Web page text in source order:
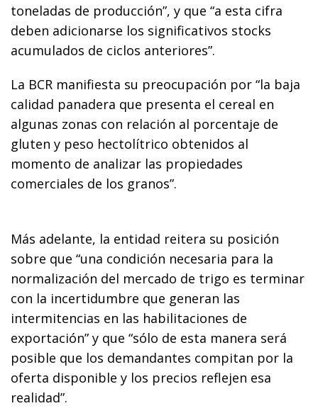
toneladas de producción”, y que “a esta cifra
deben adicionarse los significativos stocks
acumulados de ciclos anteriores”.
La BCR manifiesta su preocupación por “la baja
calidad panadera que presenta el cereal en
algunas zonas con relación al porcentaje de
gluten y peso hectolítrico obtenidos al
momento de analizar las propiedades
comerciales de los granos”.
Más adelante, la entidad reitera su posición
sobre que “una condición necesaria para la
normalización del mercado de trigo es terminar
con la incertidumbre que generan las
intermitencias en las habilitaciones de
exportación” y que “sólo de esta manera será
posible que los demandantes compitan por la
oferta disponible y los precios reflejen esa
realidad”.